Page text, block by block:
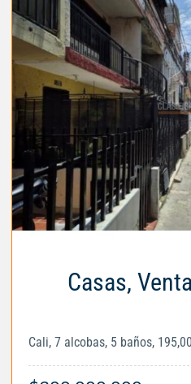
Casas,
Cali, 7 alcobas, 5 baños,